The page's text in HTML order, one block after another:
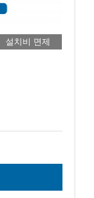
설치비 면제